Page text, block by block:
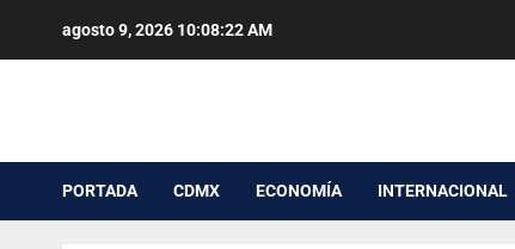
agosto 9, 2026 10:08:23 AM
PORTADA CDMX ECONOMÍA INTERNACIONAL